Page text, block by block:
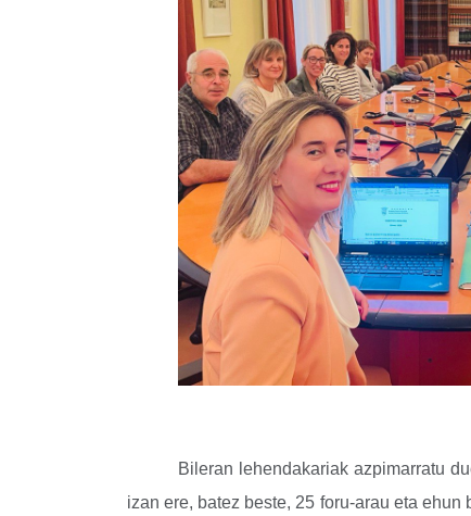
Bileran lehendakariak azpimarratu
izan ere, batez beste, 25 foru-arau eta